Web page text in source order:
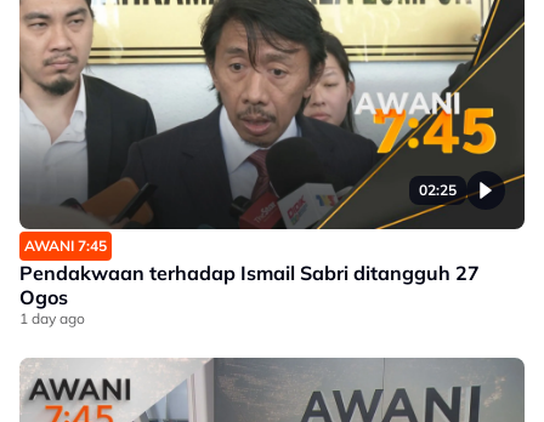
02:25
AWANI 7:45
Pendakwaan terhadap Ismail Sabri ditangguh 27
Ogos
1 day ago